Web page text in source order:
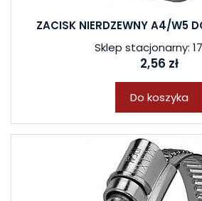
ZACISK NIERDZEWNY A4/W5
Sklep stacjonarny:
2,56 zł
Do koszyka